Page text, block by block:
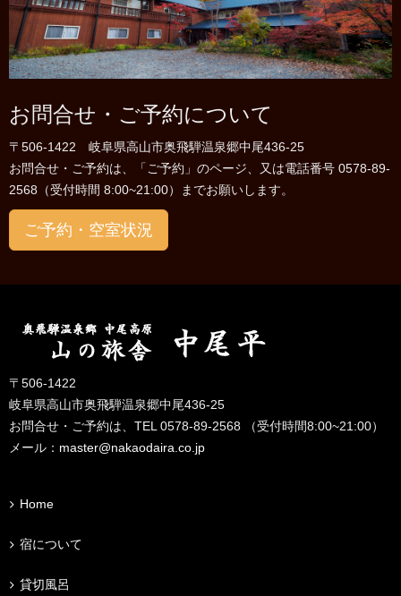
お問合せ・ご予約について
〒506-1422 岐阜県高山市奥飛騨温泉郷中尾436-25
お問合せ・ご予約は、「ご予約」のページ、又は電話番号 0578-89-
2568（受付時間 8:00~21:00）までお願いします。
ご予約・空室状況
〒506-1422
岐阜県高山市奥飛騨温泉郷中尾436-25
お問合せ・ご予約は、TEL 0578-89-2568 （受付時間8:00~21:00）
メール： master@nakaodaira.co.jp
Home
宿について
貸切風呂